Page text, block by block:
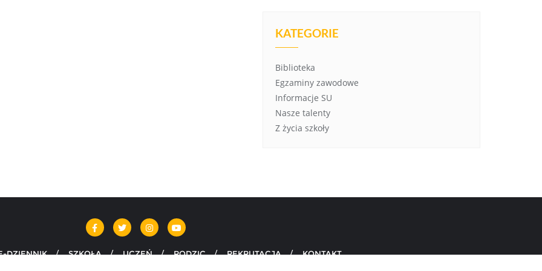
KATEGORIE
Biblioteka
Egzaminy zawodowe
Informacje SU
Nasze talenty
Z życia szkoły
DZIENNIK SZKOŁA UCZEŃ RODZIC REKRUTACJA KONTAKT